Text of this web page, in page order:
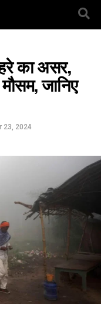
का असर,
जानिए
23, 2024